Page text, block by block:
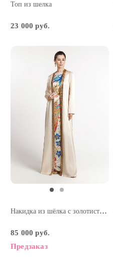
Топ из шелка
23 000 руб.
Накидка из шёлка с золотистой тесьмой
85 000 руб.
Предзаказ